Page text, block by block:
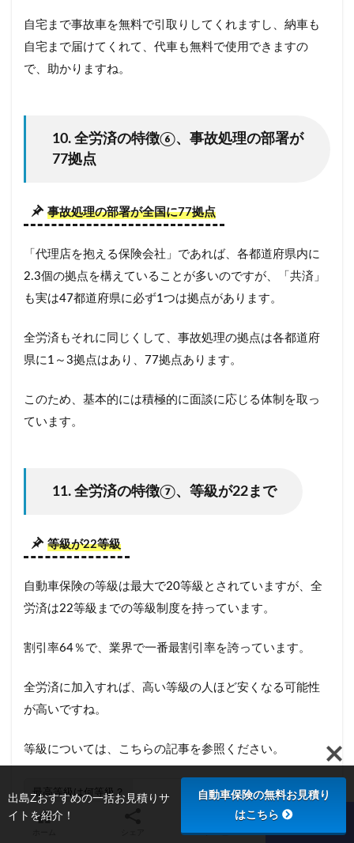
自宅まで事故車を無料で引取りしてくれますし、納車も
自宅まで届けてくれて、代車も無料で使用できますの
で、助かりますね。
10. 全労済の特徴⑥、事故処理の部署が
77拠点
事故処理の部署が全国に77拠点
「代理店を抱える保険会社」であれば、各都道府県内に
2.3個の拠点を構えていることが多いのですが、「共済」
も実は47都道府県に必ず1つは拠点があります。
全労済もそれに同じくして、事故処理の拠点は各都道府
県に1～3拠点はあり、77拠点あります。
このため、基本的には積極的に面談に応じる体制を取っ
ています。
11. 全労済の特徴⑦、等級が22まで
等級が22等級
自動車保険の等級は最大で20等級とされていますが、全
労済は22等級までの等級制度を持っています。
割引率64％で、業界で一番最割引率を誇っています。
全労済に加入すれば、高い等級の人ほど安くなる可能性
が高いですね。
等級については、こちらの記事を参照ください。
最高等級は何等級？
メニュー TOPへ
出島Zおすすめの一括お見積りサ
イトを紹介！
自動車保険の無料お見積り
はこちら